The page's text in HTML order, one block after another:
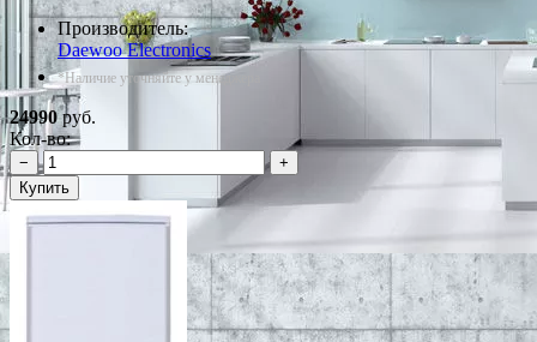
Производитель:
Daewoo Electronics
*Наличие уточняйте у менеджера
24990руб.
Кол-во:
−
+
Купить